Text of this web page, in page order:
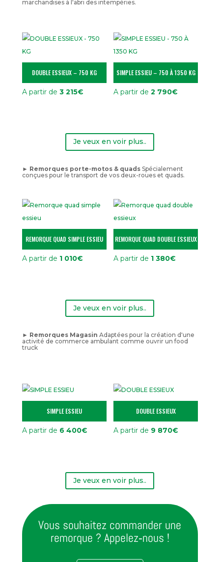
marchandises à l'abri des intempéries.
DOUBLE ESSIEUX – 750 KG
A partir de 3 215€
SIMPLE ESSIEU – 750 À 1350 KG
A partir de 2 790€
Je veux en voir plus..
► Remorques porte-motos & quadsSpécialement
conçues pour le transport de vos deux-roues et quads.
REMORQUE QUAD SIMPLE ESSIEU
A partir de 1 010€
REMORQUE QUAD DOUBLE ESSIEUX
A partir de 1 380€
Je veux en voir plus..
► Remorques Magasin Adaptées pour la création d'une
activité de commerce ambulant comme ouvrir un food
truck
SIMPLE ESSIEU
A partir de 6 400€
DOUBLE ESSIEUX
A partir de 9 870€
Je veux en voir plus..
Vous souhaitez commander une
remorque ? Appelez‑nous !